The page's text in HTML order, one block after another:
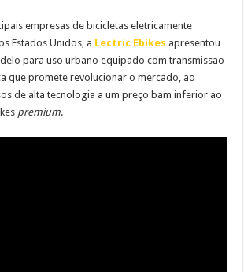
empresas de bicicletas eletricamente
Estados Unidos, a Lectric Ebikes apresentou
para uso urbano equipado com transmissão
que promete revolucionar o mercado, ao
de alta tecnologia a um preço bam inferior ao
premium.